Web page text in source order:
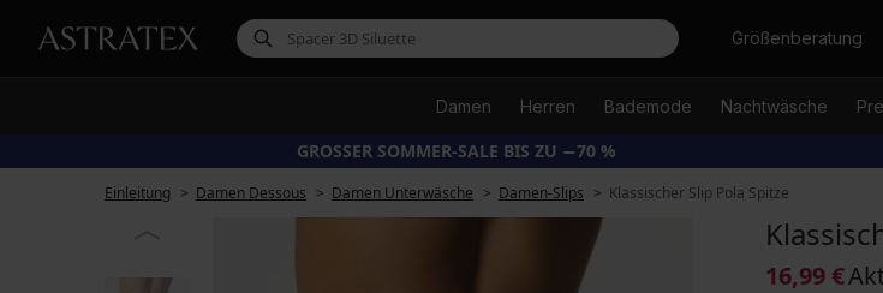
SucheGrößenberatung
Damen Herren Bademode Nachtwäsche
GROSSER SOMMER-SALE BIS ZU −70 %
Einleitung Damen Dessous Damen Unterwäsche Damen-Slips Klassischer Slip Pola Spitze
16,99 €